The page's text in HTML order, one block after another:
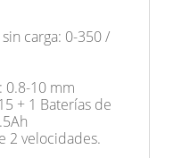
carga: 0-350 /
0.8-10 mm
+ 1 Baterías de
2 velocidades.